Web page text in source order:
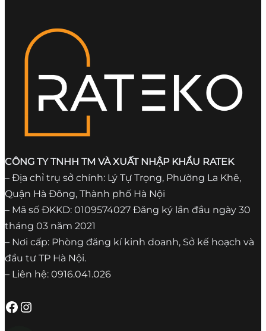
CÔNG TY TNHH TM VÀ XUẤT NHẬP KHẨU RATEK
– Địa chỉ trụ sở chính: Lý Tự Trọng, Phường La Khê,
Quận Hà Đông, Thành phố Hà Nội
– Mã số ĐKKD: 0109574027 Đăng ký lần đầu ngày 30
tháng 03 năm 2021
– Nơi cấp: Phòng đăng kí kinh doanh, Sở kế hoạch và
đầu tư TP Hà Nội.
– Liên hệ: 0916.041.026
Facebook Instagram